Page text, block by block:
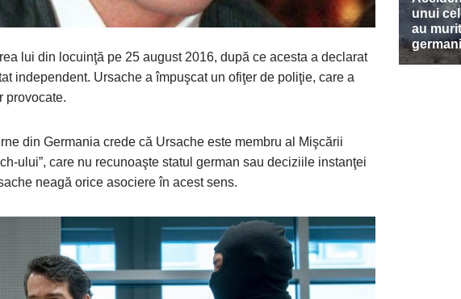
lui din locuinţă pe 25 august 2016, după ce acesta a declarat
independent. Ursache a împuşcat un ofiţer de poliţie, care a
provocate.
din Germania crede că Ursache este membru al Mişcării
ului”, care nu recunoaşte statul german sau deciziile instanţei
neagă orice asociere în acest sens.